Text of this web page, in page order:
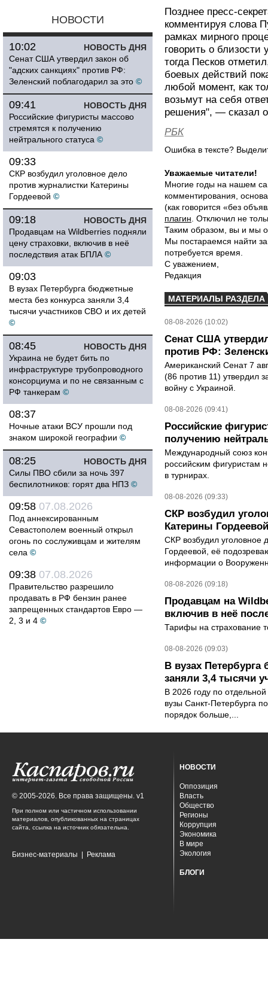
НОВОСТИ
НОВОСТЬ ДНЯ
10:02
Сенат США утвердил закон об
"адских санкциях" против РФ:
Зеленский поблагодарил за это ©
НОВОСТЬ ДНЯ
09:41
Российские фигуристы массово
стремятся к получению
нейтрального статуса ©
09:33
СКР возбудил уголовное дело
против журналистки Катерины
Гордеевой ©
НОВОСТЬ ДНЯ
09:18
Продавцам на Wildberries подняли
цену страховки, включив в неё
последствия атак БПЛА ©
09:03
В вузах Петербурга бюджетные
места без конкурса заняли 3,4
тысячи участников СВО и их детей
©
НОВОСТЬ ДНЯ
08:45
Украина не будет бить по
инфраструктуре трубопроводного
консорциума и по не связанным с
РФ танкерам ©
08:37
Ночные атаки ВСУ прошли под
знаком широкой географии ©
НОВОСТЬ ДНЯ
08:25
Силы ПВО сбили за ночь 397
беспилотников: горят два НПЗ ©
09:58 07.08.2026
Под аннексированным
Севастополем военный открыл
огонь по сослуживцам и жителям
села ©
09:38 07.08.2026
Правительство разрешило
продавать в РФ бензин ранее
запрещенных стандартов Евро —
2, 3 и 4 ©
Позднее пресс-
комментируя слова
рамках мирного
говорить о близости
тогда Песков
боевых действий
любой момент, как
возьмут на себя
решения", — сказал
РБК
Ошибка в тексте?
Уважаемые читатели!
Многие годы на нашем
комментирования,
(как говорится «без
плагин . Отключил не
Таким образом, вы и мы
Мы постараемся найти
потребуется время.
С уважением,
Редакция
МАТЕРИАЛЫ РАЗДЕЛА
08-08-2026 (10:02)
Сенат США
против РФ:
Американский Сенат 7
(86 против 11) утвердил
войну с Украиной.
08-08-2026 (09:41)
Российские
получению
Международный союз
российским фигуристам
в турнирах.
08-08-2026 (09:33)
СКР возбудил
Катерины Гордеевой
СКР возбудил уголовное
Гордеевой, её
информации о
08-08-2026 (09:18)
Продавцам на
включив в неё
Тарифы на страхование
08-08-2026 (09:03)
В вузах
заняли 3,4 тысячи
В 2026 году по
вузы Санкт-Петербурга
порядок больше,...
© 2005-2026. Все права защищены. v1
При полном или частичном использовании
материалов, опубликованных на страницах
сайта, ссылка на источник обязательна.
Бизнес-материалы Реклама
НОВОСТИ
Оппозиция
Власть
Общество
Регионы
Коррупция
Экономика
В мире
Экология
БЛОГИ